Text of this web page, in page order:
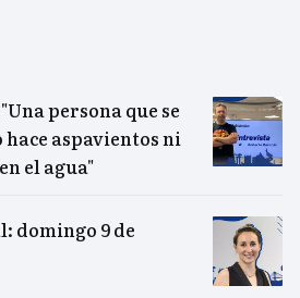
persona que se
hace aspavientos ni
el agua"
domingo 9 de